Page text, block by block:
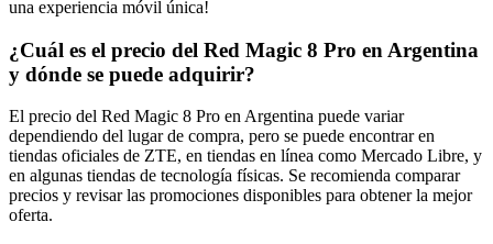
una experiencia móvil única!
¿Cuál es el precio del Red Magic 8 Pro en Argentina
y dónde se puede adquirir?
El precio del Red Magic 8 Pro en Argentina puede variar
dependiendo del lugar de compra, pero se puede encontrar en
tiendas oficiales de ZTE, en tiendas en línea como Mercado Libre, y
en algunas tiendas de tecnología físicas. Se recomienda comparar
precios y revisar las promociones disponibles para obtener la mejor
oferta.